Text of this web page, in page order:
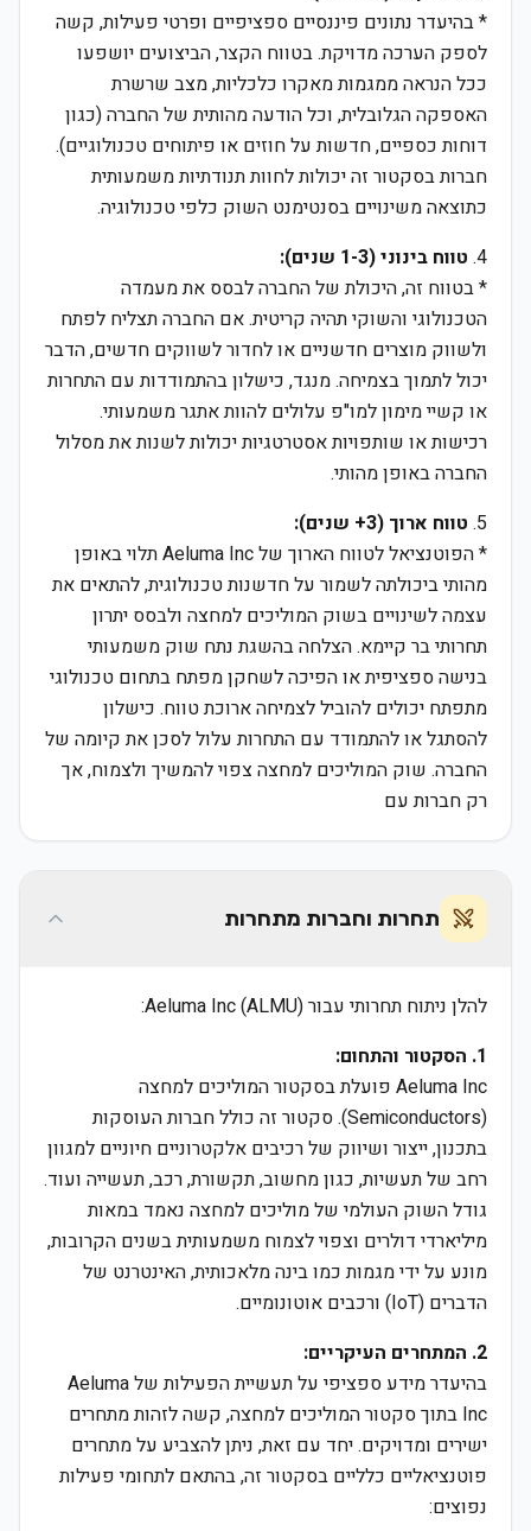
* בהיעדר נתונים פיננסיים ספציפיים ופרטי פעילות, קשה
לספק הערכה מדויקת. בטווח הקצר, הביצועים יושפעו
ככל הנראה ממגמות מאקרו כלכליות, מצב שרשרת
האספקה הגלובלית, וכל הודעה מהותית של החברה (כגון
דוחות כספיים, חדשות על חוזים או פיתוחים טכנולוגיים).
חברות בסקטור זה יכולות לחוות תנודתיות משמעותית
כתוצאה משינויים בסנטימנט השוק כלפי טכנולוגיה.
4. טווח בינוני (1-3 שנים):
* בטווח זה, היכולת של החברה לבסס את מעמדה
הטכנולוגי והשוקי תהיה קריטית. אם החברה תצליח לפתח
ולשווק מוצרים חדשניים או לחדור לשווקים חדשים, הדבר
יכול לתמוך בצמיחה. מנגד, כישלון בהתמודדות עם התחרות
או קשיי מימון למו"פ עלולים להוות אתגר משמעותי.
רכישות או שותפויות אסטרטגיות יכולות לשנות את מסלול
החברה באופן מהותי.
5. טווח ארוך (3+ שנים):
* הפוטנציאל לטווח הארוך של Aeluma Inc תלוי באופן
מהותי ביכולתה לשמור על חדשנות טכנולוגית, להתאים את
עצמה לשינויים בשוק המוליכים למחצה ולבסס יתרון
תחרותי בר קיימא. הצלחה בהשגת נתח שוק משמעותי
בנישה ספציפית או הפיכה לשחקן מפתח בתחום טכנולוגי
מתפתח יכולים להוביל לצמיחה ארוכת טווח. כישלון
להסתגל או להתמודד עם התחרות עלול לסכן את קיומה של
החברה. שוק המוליכים למחצה צפוי להמשיך ולצמוח, אך
רק חברות עם
תחרות וחברות מתחרות
להלן ניתוח תחרותי עבור Aeluma Inc (ALMU):
1. הסקטור והתחום:
Aeluma Inc פועלת בסקטור המוליכים למחצה
(Semiconductors). סקטור זה כולל חברות העוסקות
בתכנון, ייצור ושיווק של רכיבים אלקטרוניים חיוניים למגוון
רחב של תעשיות, כגון מחשוב, תקשורת, רכב, תעשייה ועוד.
גודל השוק העולמי של מוליכים למחצה נאמד במאות
מיליארדי דולרים וצפוי לצמוח משמעותית בשנים הקרובות,
מונע על ידי מגמות כמו בינה מלאכותית, האינטרנט של
הדברים (IoT) ורכבים אוטונומיים.
2. המתחרים העיקריים:
בהיעדר מידע ספציפי על תעשיית הפעילות של Aeluma
Inc בתוך סקטור המוליכים למחצה, קשה לזהות מתחרים
ישירים ומדויקים. יחד עם זאת, ניתן להצביע על מתחרים
פוטנציאליים כלליים בסקטור זה, בהתאם לתחומי פעילות
נפוצים: